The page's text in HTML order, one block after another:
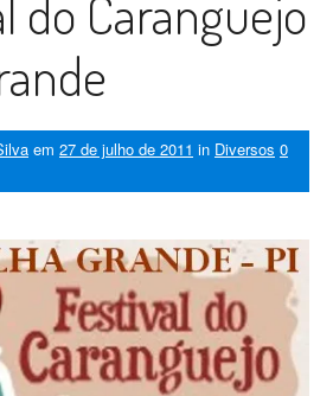
do Caranguejo
em 27 de julho de 2011 in Diversos 0